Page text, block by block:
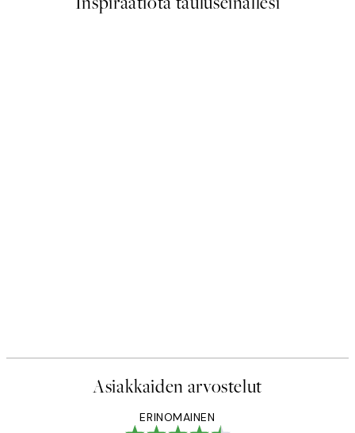
Asiakkaiden arvostelut
ERINOMAINEN